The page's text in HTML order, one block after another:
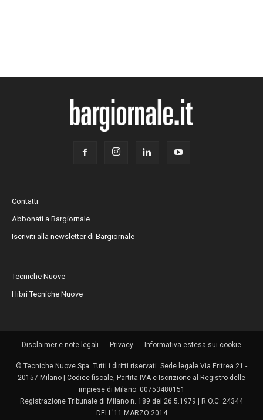
Contatti
Abbonati a Bargiornale
Iscriviti alla newsletter di Bargiornale
Tecniche Nuove
I libri Tecniche Nuove
Disclaimer e note legali Privacy Informativa estesa sui cookie
© Tecniche Nuove Spa. Tutti i diritti riservati. Sede legale Via Eritrea 21 -
20157 Milano | Codice fiscale, Partita IVA e Iscrizione al Registro delle
imprese di Milano: 00753480151
Registrazione Tribunale di Milano n. 189 del 26.5.1979 | R.O.C. 24344
DELL'11 MARZO 2014